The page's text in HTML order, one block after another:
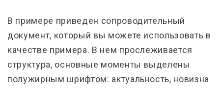
В примере приведен сопроводительный
документ, который вы можете использовать в
качестве примера. В нем прослеживается
структура, основные моменты выделены
полужирным шрифтом: актуальность, новизна